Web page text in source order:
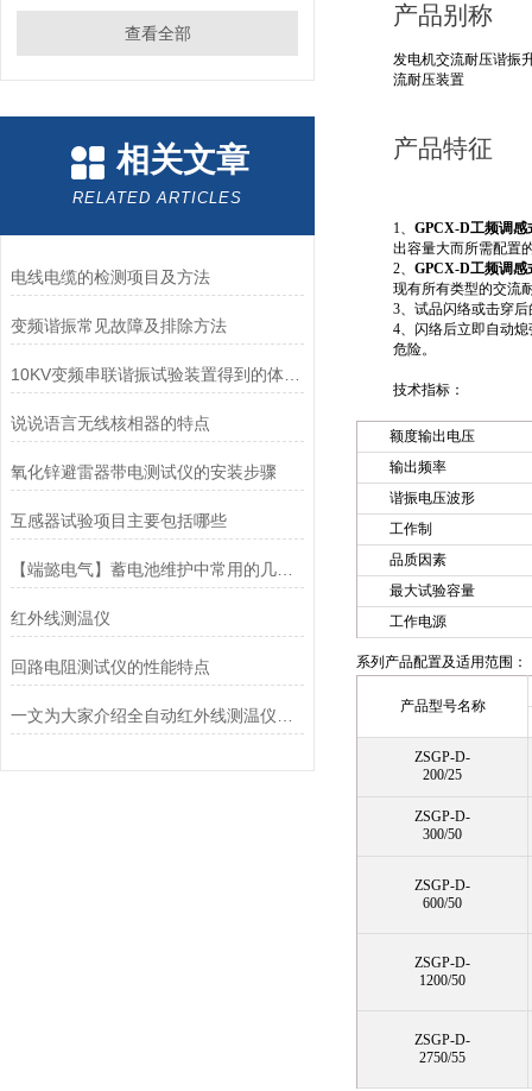
查看全部
相关文章
RELATED ARTICLES
电线电缆的检测项目及方法
变频谐振常见故障及排除方法
10KV变频串联谐振试验装置得到的体现和发挥
说说语言无线核相器的特点
氧化锌避雷器带电测试仪的安装步骤
互感器试验项目主要包括哪些
【端懿电气】蓄电池维护中常用的几种测试方法
红外线测温仪
回路电阻测试仪的性能特点
产品别称
发电机交流耐压谐振
流耐压装置
产品特征
1、 GPCX-D工频调感
出容量大而所需配置
2、 GPCX-D工频调感
现有所有类型的交流
3、试品闪络或击穿
4、闪络后立即自动
危险。
技术指标：
额度输出电压
输出频率
谐振电压波形
工作制
品质因素
最大试验容量
工作电源
系列产品配置及适用范围：
产品型号名称
ZSGP-D-
200/25
ZSGP-D-
300/50
ZSGP-D-
600/50
ZSGP-D-
1200/50
ZSGP-D-
2750/55